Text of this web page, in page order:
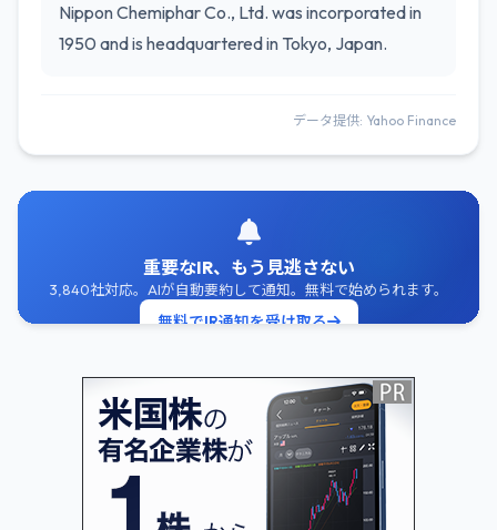
Nippon Chemiphar Co., Ltd. was incorporated in
1950 and is headquartered in Tokyo, Japan.
データ提供: Yahoo Finance
重要なIR、もう見逃さない
3,840社対応。AIが自動要約して通知。無料で始められます。
無料でIR通知を受け取る